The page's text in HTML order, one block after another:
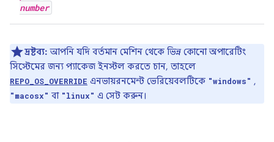
number
দ্রষ্টব্য: আপনি যদি বর্তমান মেশিন থেকে ভিন্ন কোনো অপারেটিং
সিস্টেমের জন্য প্যাকেজ ইনস্টল করতে চান, তাহলে
REPO_OS_OVERRIDE এনভায়রনমেন্ট ভেরিয়েবলটিকে "windows" ,
"macosx" বা "linux" এ সেট করুন।